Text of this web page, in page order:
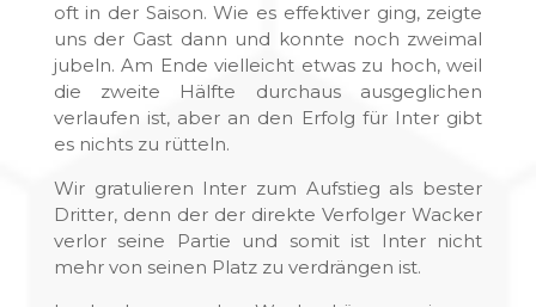
oft in der Saison. Wie es effektiver ging, zeigte
uns der Gast dann und konnte noch zweimal
jubeln. Am Ende vielleicht etwas zu hoch, weil
die zweite Hälfte durchaus ausgeglichen
verlaufen ist, aber an den Erfolg für Inter gibt
es nichts zu rütteln.
Wir gratulieren Inter zum Aufstieg als bester
Dritter, denn der der direkte Verfolger Wacker
verlor seine Partie und somit ist Inter nicht
mehr von seinen Platz zu verdrängen ist.